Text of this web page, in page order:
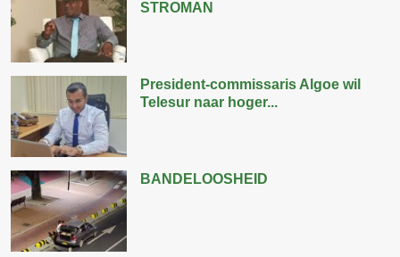
STROMAN
President-commissaris Algoe wil
Telesur naar hoger...
BANDELOOSHEID